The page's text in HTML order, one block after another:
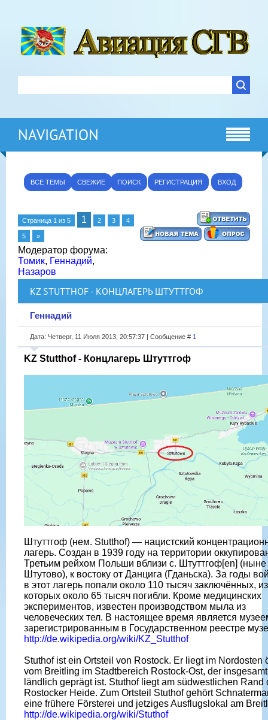
NAVIGATION
ВСЕ ТЕМЫ СВЕЖИЕ ПОИСК РЕГИСТРАЦИЯ ВХОД
Страница 1 из 5 1 2 3 4
5 »
Модератор форума:
Томик, Геннадий,
Назаров
KZ STUTTHOF - КОНЦЛАГЕРЬ ШТУТТГОФ
Геннадий
Дата: Четверг, 11 Июля 2013, 20:57:37 | Сообщение # 1
KZ Stutthof - Концлагерь Штуттгоф
Штуттгоф (нем. Stutthof) — нацистский
лагерь. Создан в 1939 году на территории
Третьим рейхом Польши вблизи с. Штуттгоф[en] (ныне
Штутово), к востоку от Данцига (Гданьска). За годы
в этот лагерь попали около 110 тысяч заключённых, из
которых около 65 тысяч погибли. Кроме медицинских
экспериментов, известен производством мыла из
человеческих тел. В настоящее время является
зарегистрированным в Государственном реестре
http://de.wikipedia.org/wiki/KZ_Stutthof
Stuthof ist ein Ortsteil von Rostock. Er liegt im Nordosten
vom Breitling im Stadtbereich Rostock-Ost, der
ländlich geprägt ist. Stuthof liegt am südwestlichen Rand
Rostocker Heide. Zum Ortsteil Stuthof gehört
eine frühere Försterei und jetziges Ausflugslokal am
http://de.wikipedia.org/wiki/Stuthof